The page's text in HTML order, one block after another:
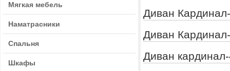
Мягкая мебель
Наматрасники
Спальня
Шкафы
Диван
Диван
Диван